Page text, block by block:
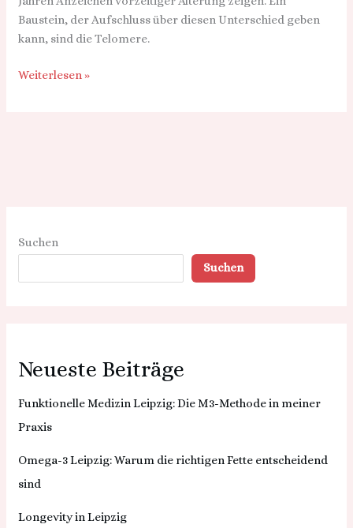
Baustein, der Aufschluss über diesen Unterschied geben
kann, sind die Telomere.
Weiterlesen »
Suchen
Suchen
Neueste Beiträge
Funktionelle Medizin Leipzig: Die M3-Methode in meiner
Praxis
Omega-3 Leipzig: Warum die richtigen Fette entscheidend
sind
Longevity in Leipzig